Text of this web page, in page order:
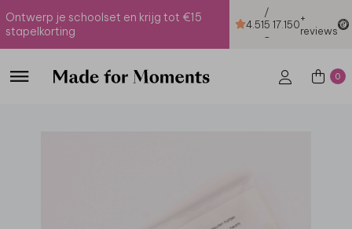
Ontwerp je schoolset en krijg tot €15
stapelkorting
4.51
/
5
-
17.150+
reviews
0